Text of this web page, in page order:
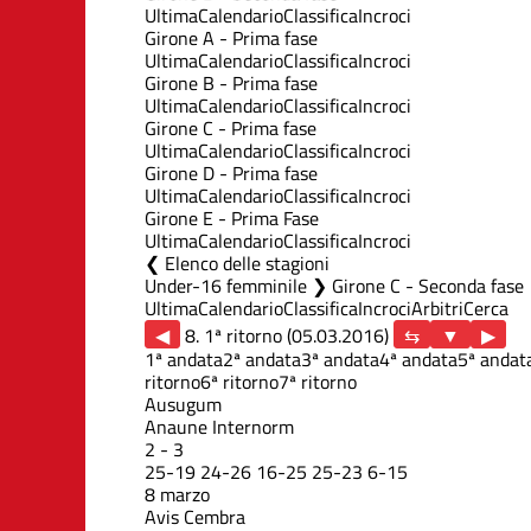
UltimaCalendarioClassificaIncroci
Girone A - Prima fase
UltimaCalendarioClassificaIncroci
Girone B - Prima fase
UltimaCalendarioClassificaIncroci
Girone C - Prima fase
UltimaCalendarioClassificaIncroci
Girone D - Prima fase
UltimaCalendarioClassificaIncroci
Girone E - Prima Fase
UltimaCalendarioClassificaIncroci
Elenco delle stagioni
Under-16 femminile ❯ Girone C - Seconda fase
UltimaCalendarioClassificaIncrociArbitriCerca
◀ 8. 1ª ritorno (05.03.2016)
▶
1ª andata2ª andata3ª andata4ª andata5ª
ritorno6ª ritorno7ª ritorno
Ausugum
Anaune Internorm
2 - 3
25-19 24-26 16-25 25-23 6-15
8 marzo
Avis Cembra